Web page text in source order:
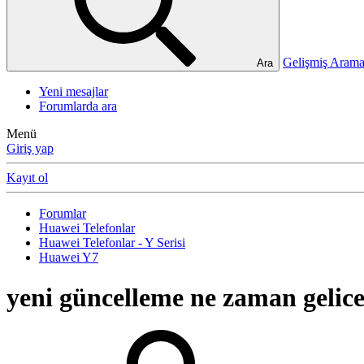
Ara Gelişmiş
Yeni mesajlar
Forumlarda ara
Menü
Giriş yap
Kayıt ol
Forumlar
Huawei Telefonlar
Huawei Telefonlar - Y Serisi
Huawei Y7
yeni güncelleme ne zaman